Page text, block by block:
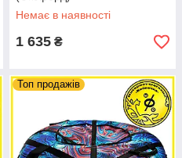
Немає в наявності
1 635 ₴
Топ продажів